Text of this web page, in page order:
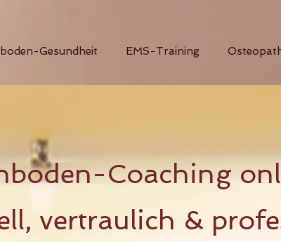
Gesundheit EMS-Training
Coaching
vertraulich &